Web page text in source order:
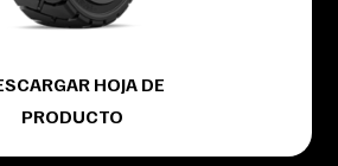
HOJA DE
PRODUCTO